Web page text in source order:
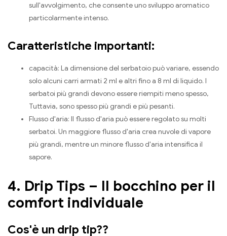
sull'avvolgimento, che consente uno sviluppo aromatico
particolarmente intenso.
Caratteristiche importanti:
capacità: La dimensione del serbatoio può variare, essendo
solo alcuni carri armati 2 ml e altri fino a 8 ml di liquido. I
serbatoi più grandi devono essere riempiti meno spesso,
Tuttavia, sono spesso più grandi e più pesanti.
Flusso d'aria: Il flusso d'aria può essere regolato su molti
serbatoi. Un maggiore flusso d'aria crea nuvole di vapore
più grandi, mentre un minore flusso d'aria intensifica il
sapore.
4. Drip Tips – Il bocchino per il
comfort individuale
Cos'è un drip tip??